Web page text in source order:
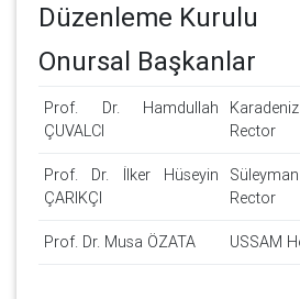
Düzenleme Kurulu
Onursal Başkanlar
Prof. Dr. Hamdullah
ÇUVALCI
Rector
Prof. Dr. İlker Hüseyin
ÇARIKÇI
Rector
Prof. Dr. Musa ÖZATA USSAM